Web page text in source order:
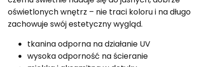
oświetlonych wnętrz – nie traci koloru i na długo
zachowuje swój estetyczny wygląd.
tkanina odporna na działanie UV
wysoka odporność na ścieranie